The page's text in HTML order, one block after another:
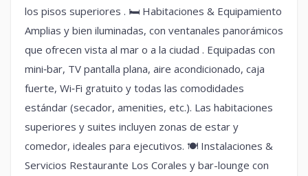
los pisos superiores . 🛏 Habitaciones & Equipamiento
Amplias y bien iluminadas, con ventanales panorámicos
que ofrecen vista al mar o a la ciudad . Equipadas con
mini‑bar, TV pantalla plana, aire acondicionado, caja
fuerte, Wi‑Fi gratuito y todas las comodidades
estándar (secador, amenities, etc.). Las habitaciones
superiores y suites incluyen zonas de estar y
comedor, ideales para ejecutivos. 🍽 Instalaciones &
Servicios Restaurante Los Corales y bar-lounge con